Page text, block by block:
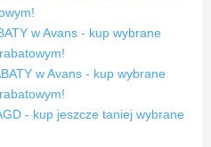
w Avans - kup wybrane
w Avans - kup wybrane
- kup jeszcze taniej wybrane